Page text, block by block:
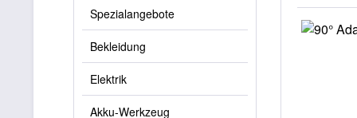
Spezialangebote
Bekleidung
Elektrik
Akku-Werkzeug